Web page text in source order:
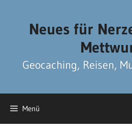
Neues für
Geocaching, Reisen,
Menü